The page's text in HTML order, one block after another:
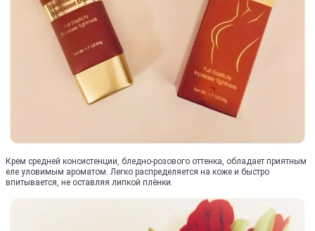
Крем средней консистенции, бледно-розового оттенка, обладает приятным
еле уловимым ароматом. Легко распределяется на коже и быстро
впитывается, не оставляя липкой плёнки.